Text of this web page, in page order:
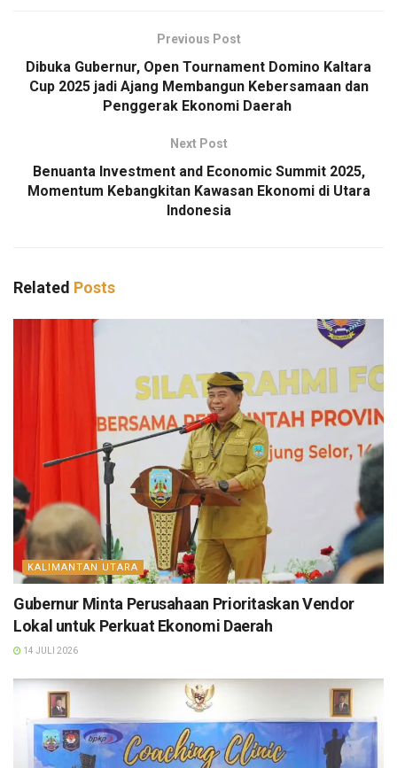
Previous Post
Dibuka Gubernur, Open Tournament Domino Kaltara
Cup 2025 jadi Ajang Membangun Kebersamaan dan
Penggerak Ekonomi Daerah
Next Post
Benuanta Investment and Economic Summit 2025,
Momentum Kebangkitan Kawasan Ekonomi di Utara
Indonesia
Related Posts
KALIMANTAN UTARA
Gubernur Minta Perusahaan Prioritaskan Vendor
Lokal untuk Perkuat Ekonomi Daerah
14 JULI 2026